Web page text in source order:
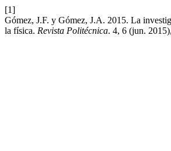
[1]
Gómez, J.F. y Gómez, J.A. 2015. La
la física. Revista Politécnica. 4, 6 (jun.